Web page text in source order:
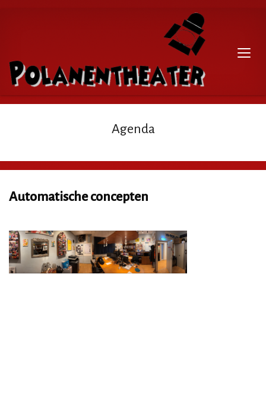
Agenda
Automatische concepten